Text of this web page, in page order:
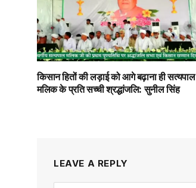
किसान हितों की लड़ाई को आगे बढ़ाना ही सत्यपाल
मलिक के प्रति सच्ची श्रद्धांजलि: सुनील सिंह
LEAVE A REPLY